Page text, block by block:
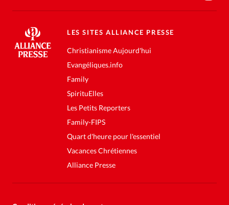
LES SITES ALLIANCE PRESSE
Christianisme Aujourd'hui
Evangéliques.info
Family
SpirituElles
Les Petits Reporters
Family-FIPS
Quart d'heure pour l'essentiel
Vacances Chrétiennes
Alliance Presse